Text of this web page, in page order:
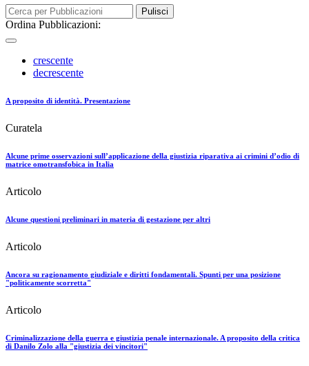
Pulisci
Ordina Pubblicazioni:
crescente
decrescente
A proposito di identità. Presentazione
Curatela
Alcune prime osservazioni sull’applicazione della giustizia riparativa ai crimini d’odio di
matrice omotransfobica in Italia
Articolo
Alcune questioni preliminari in materia di gestazione per altri
Articolo
Ancora su ragionamento giudiziale e diritti fondamentali. Spunti per una posizione
"politicamente scorretta"
Articolo
Criminalizzazione della guerra e giustizia penale internazionale. A proposito della critica
di Danilo Zolo alla "giustizia dei vincitori"